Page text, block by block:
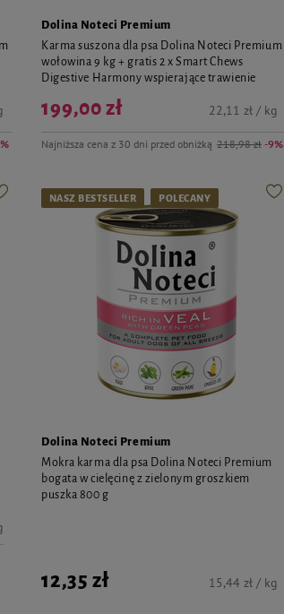
Dolina Noteci Premium
Karma suszona dla psa Dolina Noteci Premium
wołowina 9 kg + gratis 2 x Smart Chews
Digestive Harmony wspierające trawienie
Najniższa cena z 30 dni przed obniżką 218,98 zł -9%
199,00 zł 22,11 zł / kg
NASZ BESTSELLER POLECANY
Dolina Noteci Premium
Mokra karma dla psa Dolina Noteci Premium
bogata w cielęcinę z zielonym groszkiem
puszka 800 g
12,35 zł 15,44 zł / kg